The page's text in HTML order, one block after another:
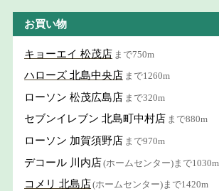
お買い物
キョーエイ 松茂店 まで750m
ハローズ 北島中央店 まで1260m
ローソン 松茂広島店 まで320m
セブンイレブン 北島町中村店 まで880m
ローソン 加賀須野店 まで970m
デコール 川内店(ホームセンター)まで1030m
コメリ 北島店(ホームセンター)まで1420m